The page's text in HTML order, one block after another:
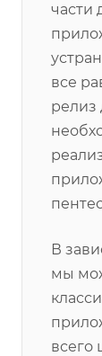
части
все
релиз
В
мы
всего